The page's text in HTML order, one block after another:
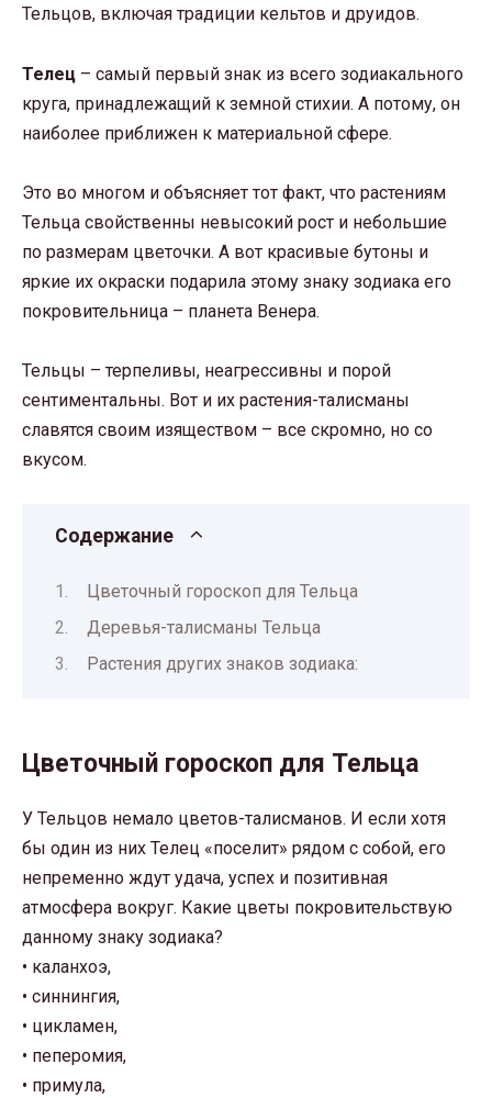
Тельцов, включая традиции кельтов и друидов.
Телец – самый первый знак из всего зодиакального
круга, принадлежащий к земной стихии. А потому, он
наиболее приближен к материальной сфере.
Это во многом и объясняет тот факт, что растениям
Тельца свойственны невысокий рост и небольшие
по размерам цветочки. А вот красивые бутоны и
яркие их окраски подарила этому знаку зодиака его
покровительница – планета Венера.
Тельцы – терпеливы, неагрессивны и порой
сентиментальны. Вот и их растения-талисманы
славятся своим изяществом – все скромно, но со
вкусом.
Содержание
Цветочный гороскоп для Тельца
Деревья-талисманы Тельца
Растения других знаков зодиака:
Цветочный гороскоп для Тельца
У Тельцов немало цветов-талисманов. И если хотя
бы один из них Телец «поселит» рядом с собой, его
непременно ждут удача, успех и позитивная
атмосфера вокруг. Какие цветы покровительствую
данному знаку зодиака?
• каланхоэ,
• синнингия,
• цикламен,
• пеперомия,
• примула,